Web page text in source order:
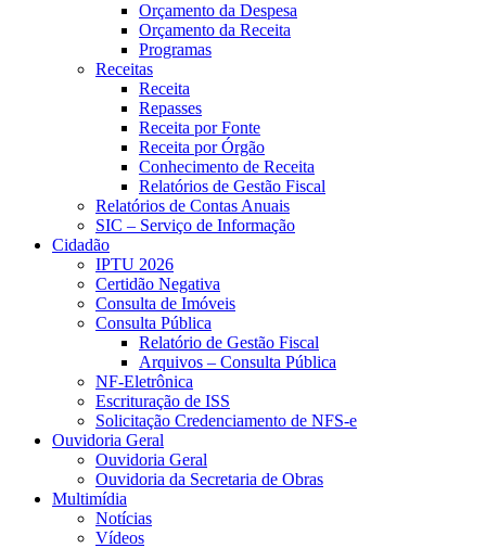
Orçamento da Despesa
Orçamento da Receita
Programas
Receitas
Receita
Repasses
Receita por Fonte
Receita por Órgão
Conhecimento de Receita
Relatórios de Gestão Fiscal
Relatórios de Contas Anuais
SIC – Serviço de Informação
Cidadão
IPTU 2026
Certidão Negativa
Consulta de Imóveis
Consulta Pública
Relatório de Gestão Fiscal
Arquivos – Consulta Pública
NF-Eletrônica
Escrituração de ISS
Solicitação Credenciamento de NFS-e
Ouvidoria Geral
Ouvidoria Geral
Ouvidoria da Secretaria de Obras
Multimídia
Notícias
Vídeos